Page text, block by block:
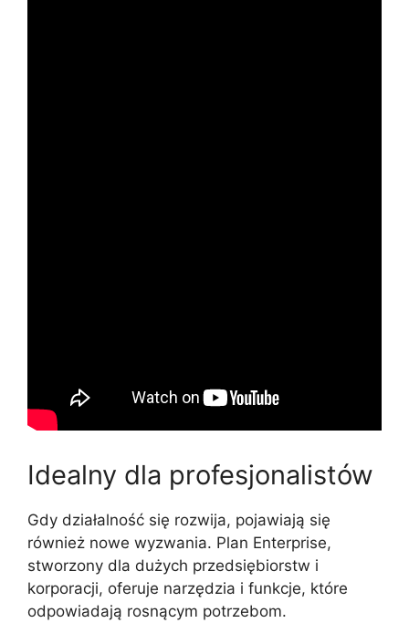
Idealny dla profesjonalistów
Gdy działalność się rozwija, pojawiają się
również nowe wyzwania. Plan Enterprise,
stworzony dla dużych przedsiębiorstw i
korporacji, oferuje narzędzia i funkcje, które
odpowiadają rosnącym potrzebom.